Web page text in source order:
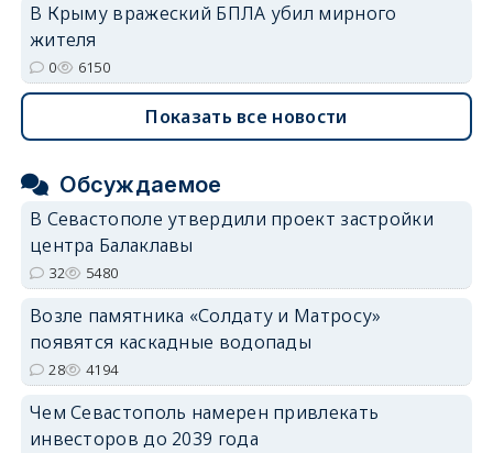
В Крыму вражеский БПЛА убил мирного
жителя
0 6150
Показать все новости
Обсуждаемое
В Севастополе утвердили проект застройки
центра Балаклавы
32 5480
Возле памятника «Солдату и Матросу»
появятся каскадные водопады
28 4194
Чем Севастополь намерен привлекать
инвесторов до 2039 года